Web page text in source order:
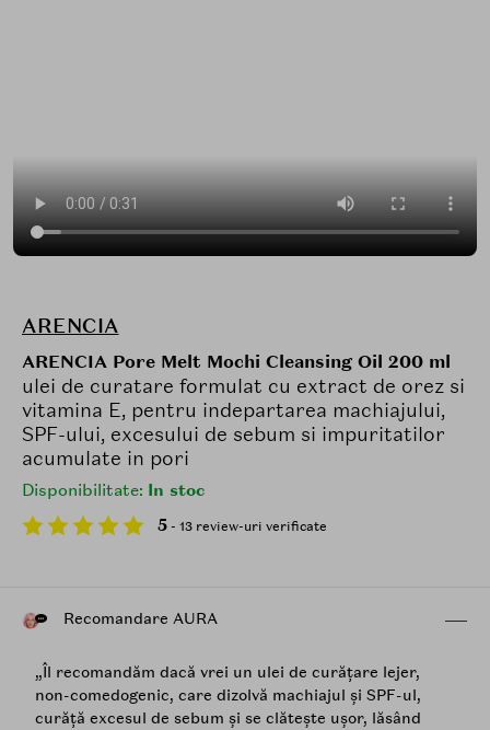
ARENCIA
ARENCIA Pore Melt Mochi Cleansing Oil 200 ml
ulei de curatare formulat cu extract de orez si
vitamina E, pentru indepartarea machiajului,
SPF-ului, excesului de sebum si impuritatilor
acumulate in pori
Disponibilitate: In stoc
5 - 13 review-uri verificate
Recomandare AURA
„Îl recomandăm dacă vrei un ulei de curățare lejer,
non-comedogenic, care dizolvă machiajul și SPF-ul,
curăță excesul de sebum și se clătește ușor, lăsând